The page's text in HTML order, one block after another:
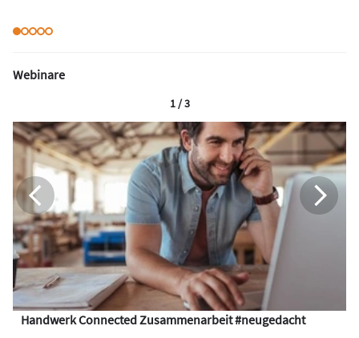
Webinare
Handwerk Connected Zusammenarbeit #neugedacht
1 / 3